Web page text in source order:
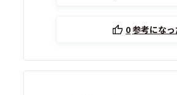
0参考になっ